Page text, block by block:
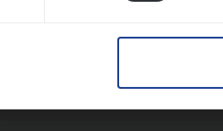
Insurance Operations